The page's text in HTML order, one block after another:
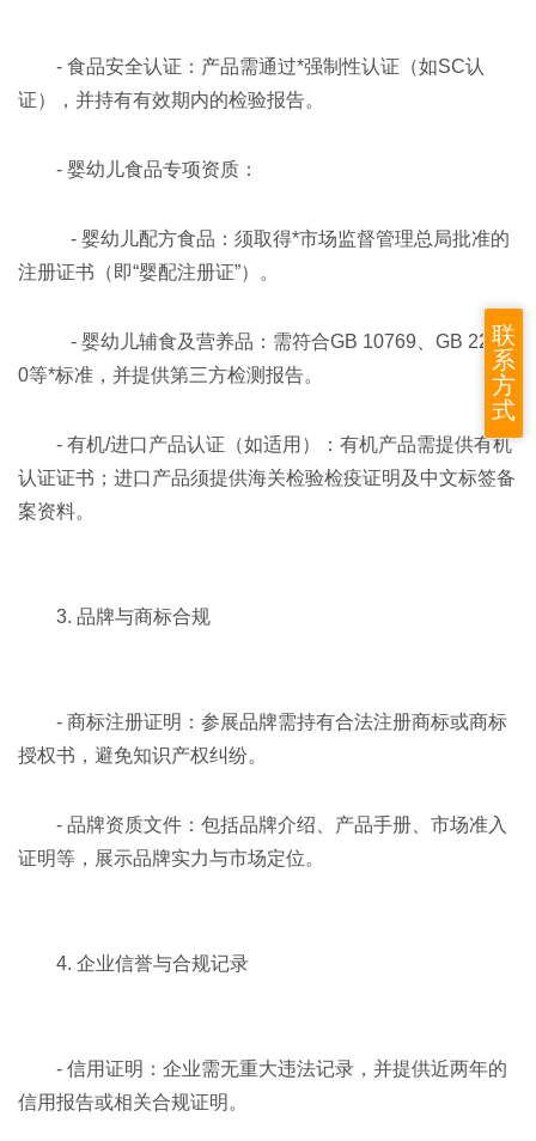
- 食品安全认证：产品需通过*强制性认证（如SC认
证），并持有有效期内的检验报告。
- 婴幼儿食品专项资质：
- 婴幼儿配方食品：须取得*市场监督管理总局批准的
注册证书（即“婴配注册证”）。
- 婴幼儿辅食及营养品：需符合GB 10769、GB 2257
0等*标准，并提供第三方检测报告。
- 有机/进口产品认证（如适用）：有机产品需提供有机
认证证书；进口产品须提供海关检验检疫证明及中文标签备
案资料。
3. 品牌与商标合规
- 商标注册证明：参展品牌需持有合法注册商标或商标
授权书，避免知识产权纠纷。
- 品牌资质文件：包括品牌介绍、产品手册、市场准入
证明等，展示品牌实力与市场定位。
4. 企业信誉与合规记录
- 信用证明：企业需无重大违法记录，并提供近两年的
信用报告或相关合规证明。
联
系
方
式